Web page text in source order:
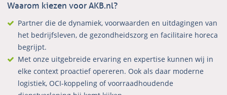
hoofdmenu
Waarom kiezen voor AKB.nl?
Partner die de dynamiek, voorwaarden en uitdagingen van
het bedrijfsleven, de gezondheidszorg en facilitaire horeca
begrijpt.
Met onze uitgebreide ervaring en expertise kunnen wij in
elke context proactief opereren. Ook als daar moderne
logistiek, OCI-koppeling of voorraadhoudende